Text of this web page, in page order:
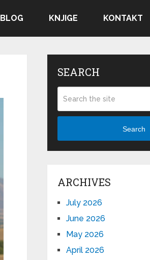
BLOG KNJIGE KONTAKT
SEARCH
Search
ARCHIVES
July 2026
June 2026
May 2026
April 2026